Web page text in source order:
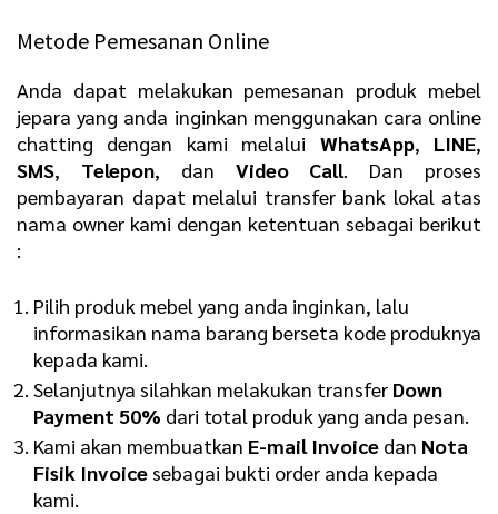
Metode Pemesanan Online
Anda dapat melakukan pemesanan produk mebel
jepara yang anda inginkan menggunakan cara online
chatting dengan kami melalui WhatsApp, LINE,
SMS, Telepon, dan Video Call. Dan proses
pembayaran dapat melalui transfer bank lokal atas
nama owner kami dengan ketentuan sebagai berikut
:
Pilih produk mebel yang anda inginkan, lalu
informasikan nama barang berseta kode produknya
kepada kami.
Selanjutnya silahkan melakukan transfer Down
Payment 50% dari total produk yang anda pesan.
Kami akan membuatkan E-mail Invoice dan Nota
Fisik Invoice sebagai bukti order anda kepada
kami.